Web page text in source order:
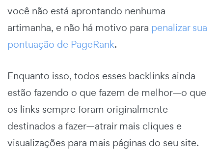
você não está aprontando nenhuma
artimanha, e não há motivo para penalizar sua
pontuação de PageRank.
Enquanto isso, todos esses backlinks ainda
estão fazendo o que fazem de melhor—o que
os links sempre foram originalmente
destinados a fazer—atrair mais cliques e
visualizações para mais páginas do seu site.